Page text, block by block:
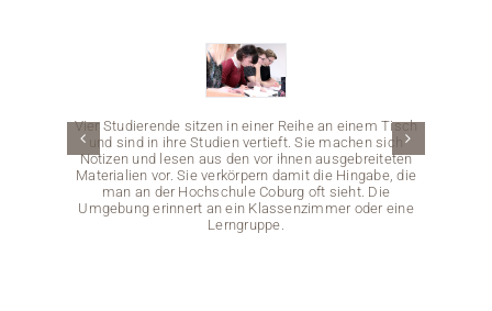
News
Veranstaltungen
Vier Studierende sitzen in einer Reihe an einem Tisch
und sind in ihre Studien vertieft. Sie machen sich
Notizen und lesen aus den vor ihnen ausgebreiteten
Materialien vor. Sie verkörpern damit die Hingabe, die
man an der Hochschule Coburg oft sieht. Die
Umgebung erinnert an ein Klassenzimmer oder eine
Lerngruppe.